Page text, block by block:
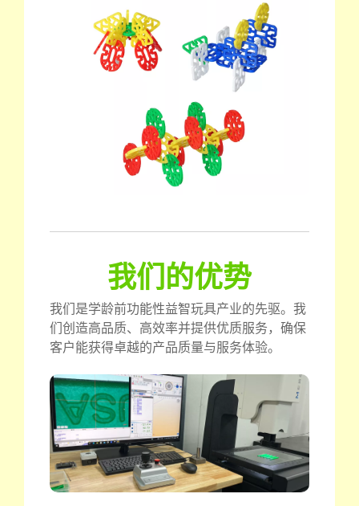
我们的优势
我们是学龄前功能性益智玩具产业的先驱。我
们创造高品质、高效率并提供优质服务，确保
客户能获得卓越的产品质量与服务体验。